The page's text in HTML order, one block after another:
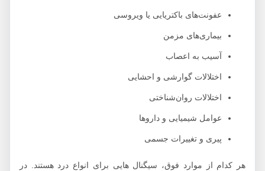
عفونت‌های باکتریایی یا ویروسی
بیماری‌های مزمن
آسیب به اعصاب
اختلالات گوارشی و احشایی
اختلالات روان‌شناختی
عوامل شیمیایی و داروها
پیری و تغییرات جسمی
هر کدام از موارد فوق، سیگنال هایی برای انواع درد هستند. در